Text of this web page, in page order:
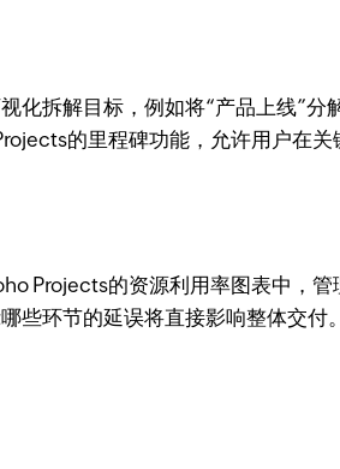
拆解目标，例如将“产品上线”
的里程碑功能，允许用户在
Projects的资源利用率图表中，
些环节的延误将直接影响整体交付。